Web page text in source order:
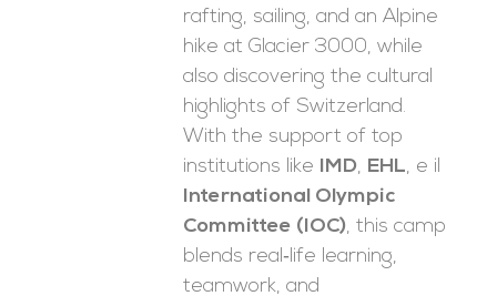
rafting, sailing, and an Alpine
hike at Glacier 3000, while
also discovering the cultural
highlights of Switzerland.
With the support of top
institutions like IMD, EHL, e il
International Olympic
Committee (IOC), this camp
blends real‑life learning,
teamwork, and